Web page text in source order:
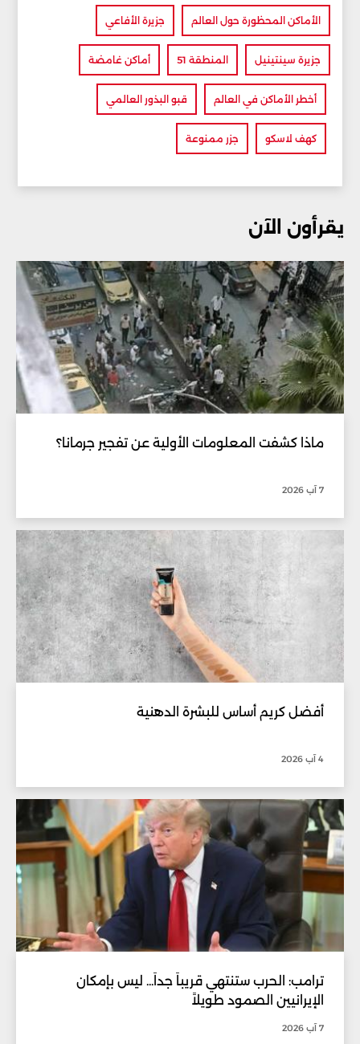
الأماكن المحظورة حول العالم جزيرة الأفاعي
جزيرة سينتينيل المنطقة 51 أماكن غامضة
أخطر الأماكن في العالم قبو البذور العالمي
كهف لاسكو جزر ممنوعة
يقرأون الآن
ماذا كشفت المعلومات الأولية عن تفجير جرمانا؟
7 آب 2026
أفضل كريم أساس للبشرة الدهنية
4 آب 2026
ترامب: الحرب ستنتهي قريباً جداً... ليس بإمكان
الإيرانيين الصمود طويلاً
7 آب 2026